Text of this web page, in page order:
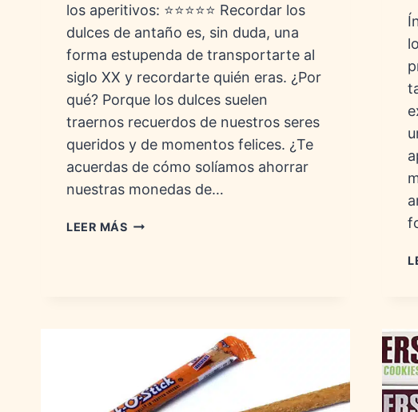
los aperitivos: ⭐⭐⭐⭐⭐ Recordar los
dulces de antaño es, sin duda, una
forma estupenda de transportarte al
siglo XX y recordarte quién eras. ¿Por
qué? Porque los dulces suelen
traernos recuerdos de nuestros seres
queridos y de momentos felices. ¿Te
acuerdas de cómo solíamos ahorrar
nuestras monedas de…
LEER MÁSCARAMELOS
MARCAS